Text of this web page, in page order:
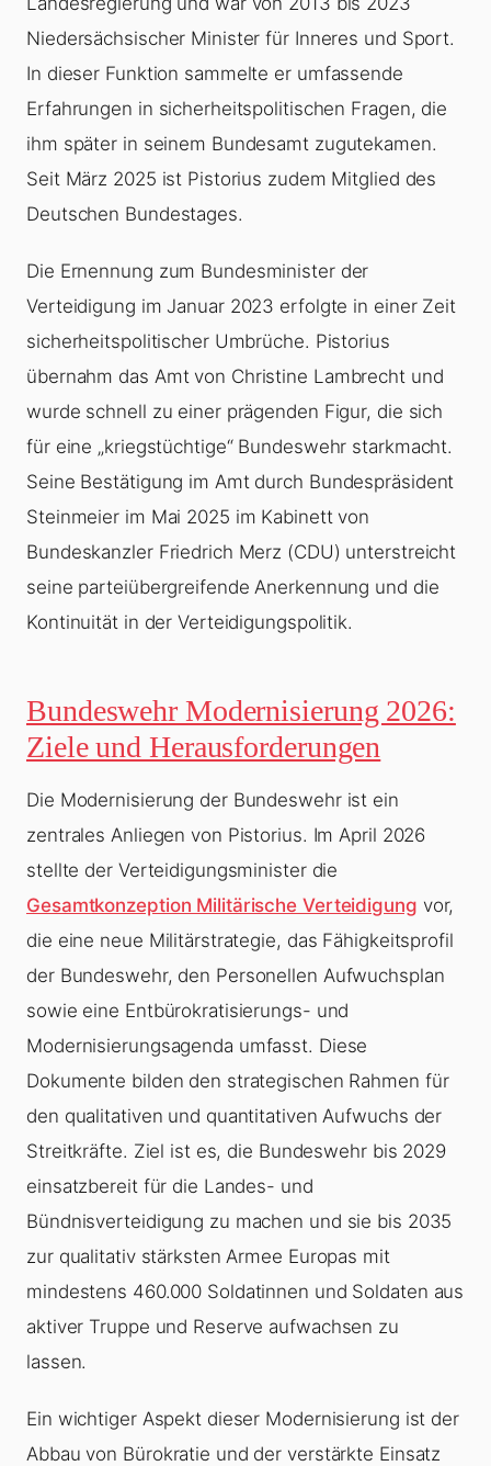
Niedersächsischer Minister für Inneres und Sport.
In dieser Funktion sammelte er umfassende
Erfahrungen in sicherheitspolitischen Fragen, die
ihm später in seinem Bundesamt zugutekamen.
Seit März 2025 ist Pistorius zudem Mitglied des
Deutschen Bundestages.
Die Ernennung zum Bundesminister der
Verteidigung im Januar 2023 erfolgte in einer Zeit
sicherheitspolitischer Umbrüche. Pistorius
übernahm das Amt von Christine Lambrecht und
wurde schnell zu einer prägenden Figur, die sich
für eine „kriegstüchtige“ Bundeswehr starkmacht.
Seine Bestätigung im Amt durch Bundespräsident
Steinmeier im Mai 2025 im Kabinett von
Bundeskanzler Friedrich Merz (CDU) unterstreicht
seine parteiübergreifende Anerkennung und die
Kontinuität in der Verteidigungspolitik.
Bundeswehr Modernisierung 2026:
Ziele und Herausforderungen
Die Modernisierung der Bundeswehr ist ein
zentrales Anliegen von Pistorius. Im April 2026
stellte der Verteidigungsminister die
Gesamtkonzeption Militärische Verteidigung vor,
die eine neue Militärstrategie, das Fähigkeitsprofil
der Bundeswehr, den Personellen Aufwuchsplan
sowie eine Entbürokratisierungs- und
Modernisierungsagenda umfasst. Diese
Dokumente bilden den strategischen Rahmen für
den qualitativen und quantitativen Aufwuchs der
Streitkräfte. Ziel ist es, die Bundeswehr bis 2029
einsatzbereit für die Landes- und
Bündnisverteidigung zu machen und sie bis 2035
zur qualitativ stärksten Armee Europas mit
mindestens 460.000 Soldatinnen und Soldaten aus
aktiver Truppe und Reserve aufwachsen zu
lassen.
Ein wichtiger Aspekt dieser Modernisierung ist der
Abbau von Bürokratie und der verstärkte Einsatz